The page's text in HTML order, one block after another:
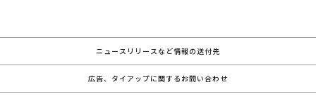
ニュースリリースなど情報の送付先
広告、タイアップに関するお問い合わせ